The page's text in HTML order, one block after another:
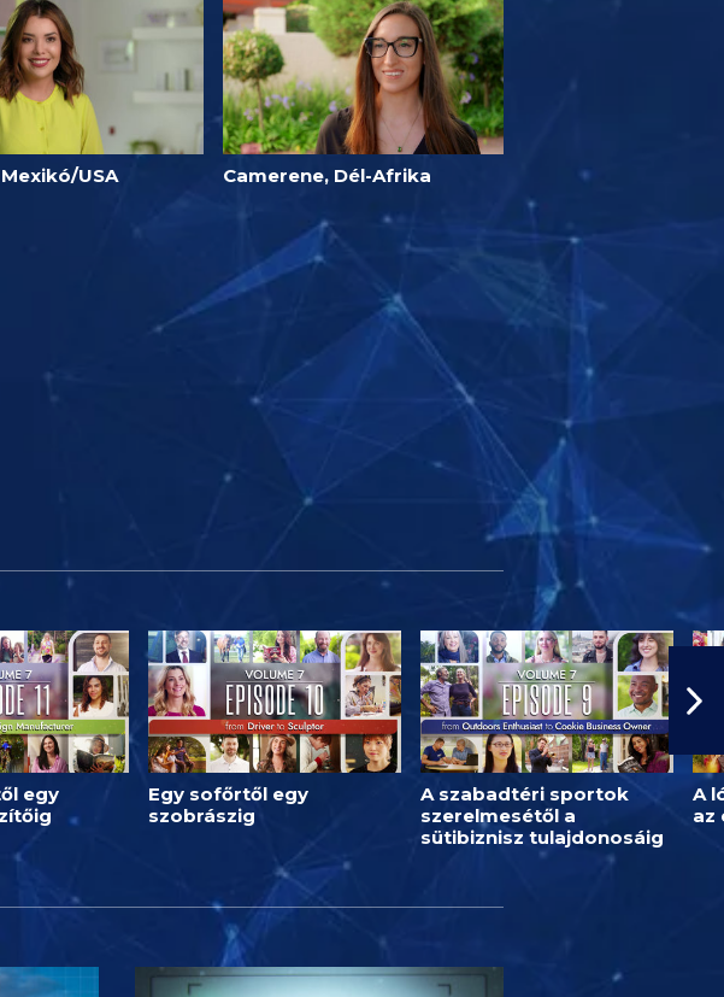
USA Camerene, Dél-Afrika
egy
Egy sofőrtől egy
szobrászig
A szabadtéri sportok
szerelmesétől a
sütibiznisz tulajdonosáig
A
az